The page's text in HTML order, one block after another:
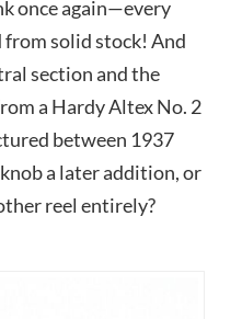
once again—every
from solid stock! And
section and the
a Hardy Altex No. 2
between 1937
a later addition, or
reel entirely?